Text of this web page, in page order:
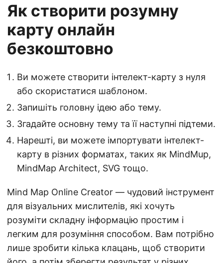
Як створити розумну
карту онлайн
безкоштовно
Ви можете створити інтелект-карту з нуля
або скористатися шаблоном.
Запишіть головну ідею або тему.
Згадайте основну тему та її наступні підтеми.
Нарешті, ви можете імпортувати інтелект-
карту в різних форматах, таких як MindMup,
MindMap Architect, SVG тощо.
Mind Map Online Creator — чудовий інструмент
для візуальних мислителів, які хочуть
розуміти складну інформацію простим і
легким для розуміння способом. Вам потрібно
лише зробити кілька клацань, щоб створити